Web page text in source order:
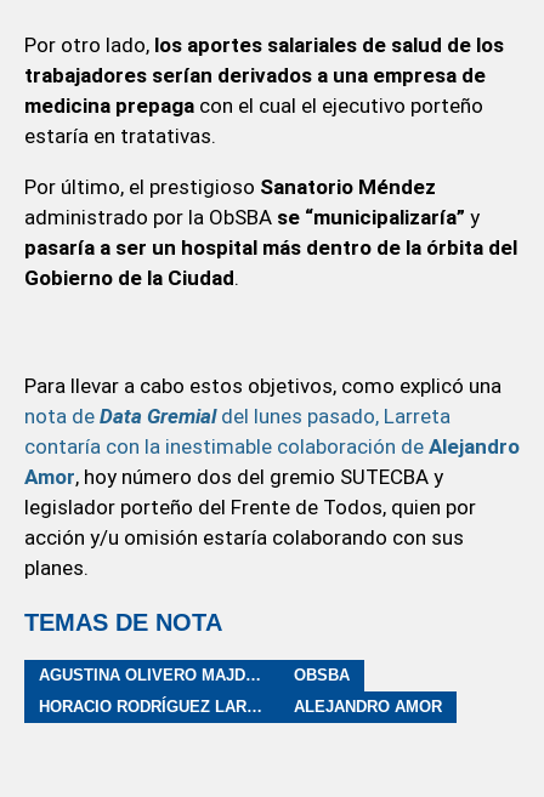
Por otro lado, los aportes salariales de salud de los
trabajadores serían derivados a una empresa de
medicina prepagacon el cual el ejecutivo porteño
estaría en tratativas.
Por último, el prestigioso Sanatorio Méndez
administrado por la ObSBA se “municipalizaría” y
pasaría a ser un hospital más dentro de la órbita del
Gobierno de la Ciudad.
Para llevar a cabo estos objetivos, como explicó una
nota de Data Gremial del lunes pasado, Larreta
contaría con la inestimable colaboración de Alejandro
Amor, hoy número dos del gremio SUTECBA y
legislador porteño del Frente de Todos, quien por
acción y/u omisión estaría colaborando con sus
planes.
TEMAS DE NOTA
AGUSTINA OLIVERO MAJDALANI
OBSBA
HORACIO RODRÍGUEZ LARRETA
ALEJANDRO AMOR